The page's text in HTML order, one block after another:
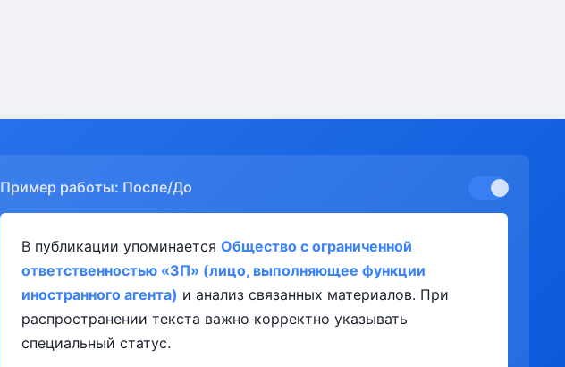
Пример работы: После/До
В публикации упоминается Общество с ограниченной
ответственностью «ЗП» (лицо, выполняющее функции
иностранного агента) и анализ связанных материалов. При
распространении текста важно корректно указывать
специальный статус.